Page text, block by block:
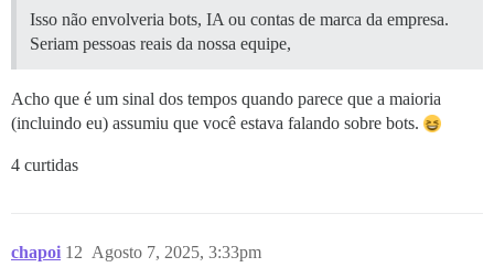
Isso não envolveria bots, IA ou contas de marca da empresa.
Seriam pessoas reais da nossa equipe,
Acho que é um sinal dos tempos quando parece que a maioria
(incluindo eu) assumiu que você estava falando sobre bots.
4 curtidas
chapoi Agosto 7, 2025, 3:33pm
12